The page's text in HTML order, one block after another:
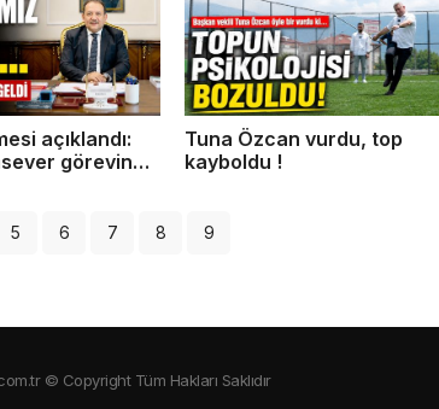
açıklandı:
görevine
Tuna Özcan vurdu, top
kayboldu !
5 6 7 8 9
© Copyright Tüm Hakları Saklıdır